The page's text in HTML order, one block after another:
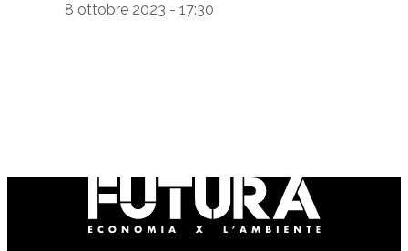
8 ottobre 2023 - 17:30